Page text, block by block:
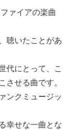
ァイアの楽曲
聴いたことがあ
代にとって、こ
させる曲です。
ンクミュージッ
幸せな一曲とな